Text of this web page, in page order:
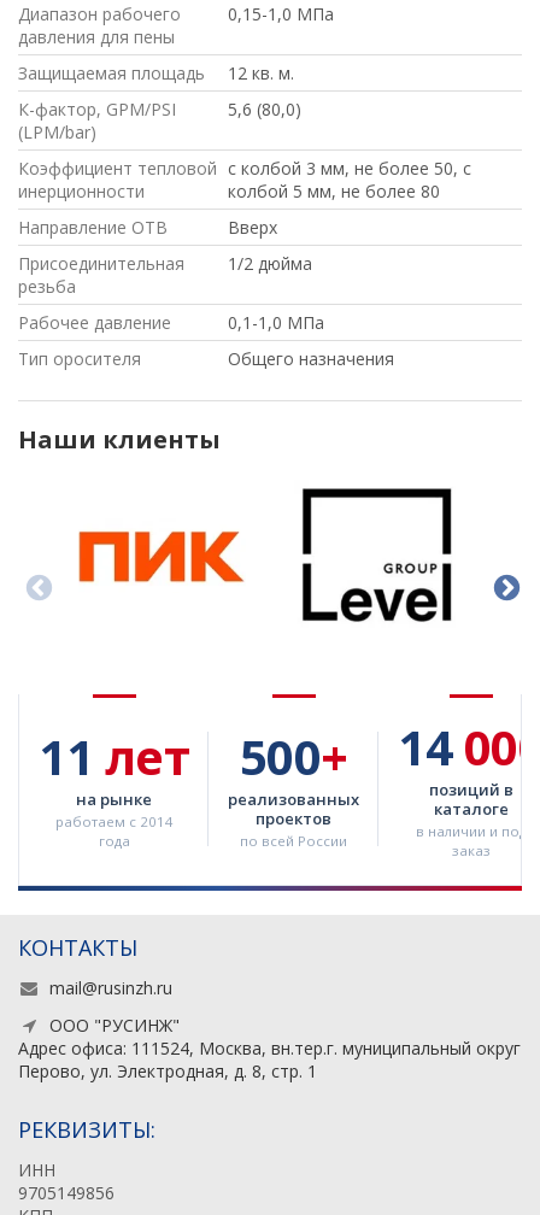
Диапазон рабочего
давления для пены
0,15-1,0 МПа
Защищаемая площадь
12 кв. м.
К-фактор, GPM/PSI
(LPM/bar)
5,6 (80,0)
Коэффициент тепловой
инерционности
с колбой 3 мм, не более 50, с
колбой 5 мм, не более 80
Направление ОТВ
Вверх
Присоединительная
резьба
1/2 дюйма
Рабочее давление
0,1-1,0 МПа
Тип оросителя
Общего назначения
Наши клиенты
11 лет
на рынке
работаем с 2014
года
500+
реализованных
проектов
по всей России
14
позиций в
каталоге
в наличии и под
заказ
КОНТАКТЫ
mail@rusinzh.ru
ООО "РУСИНЖ"
Адрес офиса: 111524, Москва, вн.тер.г. муниципальный округ
Перово, ул. Электродная, д. 8, стр. 1
РЕКВИЗИТЫ:
ИНН
9705149856